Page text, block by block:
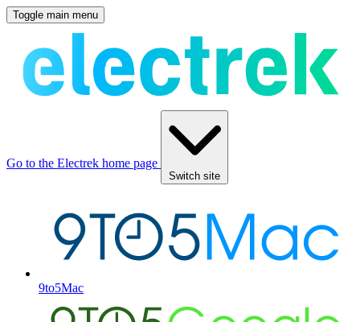
Toggle main menu
Go to the Electrek home page
Switch site
9to5Mac